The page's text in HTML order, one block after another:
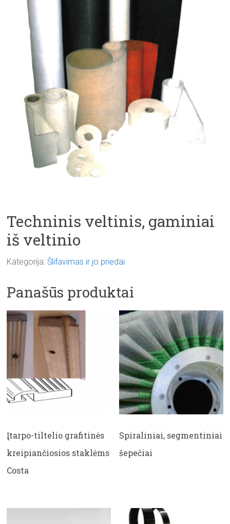
Techninis veltinis, gaminiai
iš veltinio
Kategorija:Šlifavimas ir jo priedai
Panašūs produktai
Įtarpo-tiltelio grafitinės
kreipiančiosios staklėms
Costa
Spiraliniai, segmentiniai
šepečiai